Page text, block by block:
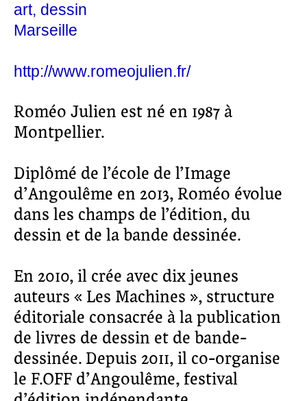
art dessin
Marseille
http://www.romeojulien.fr/
Roméo Julien est né en 1987 à
Montpellier.
Diplômé de l’école de l’Image
d’Angoulême en 2013, Roméo évolue
dans les champs de l’édition, du
dessin et de la bande dessinée.
En 2010, il crée avec dix jeunes
auteurs « Les Machines », structure
éditoriale consacrée à la publication
de livres de dessin et de bande-
dessinée. Depuis 2011, il co-organise
le F.OFF d’Angoulême, festival